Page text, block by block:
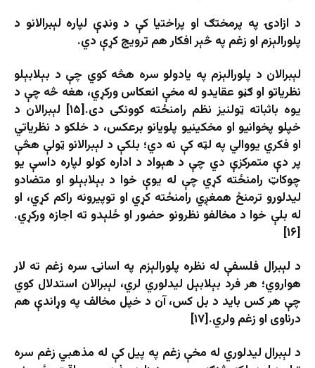
د ازادۍ په پرمختګ او پراختیا کې د ونډې لپاره لېبرالانو د
پلورالېزم او زغم په څېر افکار هم ترویج کړې دي.
لېبرالان د پلورالېزم په یادولو سره هڅه کوي چې د بېلابېلو
نظریاتو او ګڼو عقایدو له مخې انعکاس ورکړي، هغه څه چې د
یوه باثباته ټولنیز نظم رامنځته کوونکی دی.[۱۵] لېبرالان د
خپلو پخوانیو او مخکینیو پلویانو برعکس، د خلکو د نظریاتي
او فکري یووالي په لټه کې نه دي؛ بلکې د لېبرالانو ټولې هڅې
پر دې متمرکزې دي چې د هېواد د اداره کولو لپاره داسې یو
چوکاټ رامنځته کړي چې له یوې خوا د بېلابېلو او متضادو
لیدلورو ترمنځ همغږي رامنځته کړي او توپیرونه راکم کړي، او
له بلې خوا د مخالفو نظرونو حضور او ځلېدو ته اجازه ورکړي.
[۱۶]
د لېبرال فلسفې له نظره پلورالېزم په اسانۍ سره زغم ته لار
هواروي؛ هر فرد بېلابېل لیدلوري لري، لېبرالان استدلال کوي
چې هر کس باید د بل کس، آن د خپل مخالف په وړاندې هم
درناوی او زغم ولري.[۱۷]
د لېبرال لیدلوري له مخې زغم په پیل کې له مذهبي زغم سره